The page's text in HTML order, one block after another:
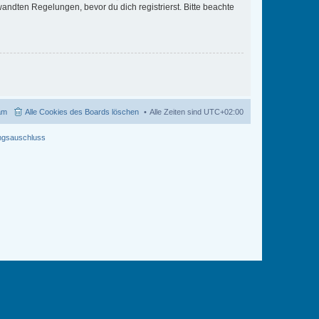
Regelungen, bevor du dich registrierst. Bitte beachte
Alle Zeiten sind UTC+02:00
Alle Cookies des Boards löschen